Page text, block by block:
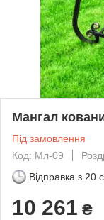
Мангал
Під замовлення
Код: Мл-09
Відправка з 20
10 261 ₴